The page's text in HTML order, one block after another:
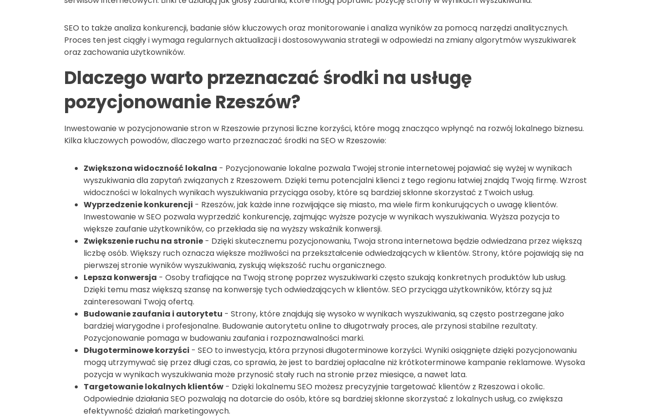
SEO to także analiza konkurencji, badanie słów kluczowych oraz monitorowanie i analiza wyników za pomocą narzędzi analitycznych.
Proces ten jest ciągły i wymaga regularnych aktualizacji i dostosowywania strategii w odpowiedzi na zmiany algorytmów wyszukiwarek
oraz zachowania użytkowników.
Dlaczego warto przeznaczać środki na usługę
pozycjonowanie Rzeszów?
Inwestowanie w pozycjonowanie stron w Rzeszowie przynosi liczne korzyści, które mogą znacząco wpłynąć na rozwój lokalnego biznesu.
Kilka kluczowych powodów, dlaczego warto przeznaczać środki na SEO w Rzeszowie:
Zwiększona widoczność lokalna - Pozycjonowanie lokalne pozwala Twojej stronie internetowej pojawiać się wyżej w wynikach
wyszukiwania dla zapytań związanych z Rzeszowem. Dzięki temu potencjalni klienci z tego regionu łatwiej znajdą Twoją firmę. Wzrost
widoczności w lokalnych wynikach wyszukiwania przyciąga osoby, które są bardziej skłonne skorzystać z Twoich usług.
Wyprzedzenie konkurencji - Rzeszów, jak każde inne rozwijające się miasto, ma wiele firm konkurujących o uwagę klientów.
Inwestowanie w SEO pozwala wyprzedzić konkurencję, zajmując wyższe pozycje w wynikach wyszukiwania. Wyższa pozycja to
większe zaufanie użytkowników, co przekłada się na wyższy wskaźnik konwersji.
Zwiększenie ruchu na stronie - Dzięki skutecznemu pozycjonowaniu, Twoja strona internetowa będzie odwiedzana przez większą
liczbę osób. Większy ruch oznacza większe możliwości na przekształcenie odwiedzających w klientów. Strony, które pojawiają się na
pierwszej stronie wyników wyszukiwania, zyskują większość ruchu organicznego.
Lepsza konwersja - Osoby trafiające na Twoją stronę poprzez wyszukiwarki często szukają konkretnych produktów lub usług.
Dzięki temu masz większą szansę na konwersję tych odwiedzających w klientów. SEO przyciąga użytkowników, którzy są już
zainteresowani Twoją ofertą.
Budowanie zaufania i autorytetu - Strony, które znajdują się wysoko w wynikach wyszukiwania, są często postrzegane jako
bardziej wiarygodne i profesjonalne. Budowanie autorytetu online to długotrwały proces, ale przynosi stabilne rezultaty.
Pozycjonowanie pomaga w budowaniu zaufania i rozpoznawalności marki.
Długoterminowe korzyści - SEO to inwestycja, która przynosi długoterminowe korzyści. Wyniki osiągnięte dzięki pozycjonowaniu
mogą utrzymywać się przez długi czas, co sprawia, że jest to bardziej opłacalne niż krótkoterminowe kampanie reklamowe. Wysoka
pozycja w wynikach wyszukiwania może przynosić stały ruch na stronie przez miesiące, a nawet lata.
Targetowanie lokalnych klientów - Dzięki lokalnemu SEO możesz precyzyjnie targetować klientów z Rzeszowa i okolic.
Odpowiednie działania SEO pozwalają na dotarcie do osób, które są bardziej skłonne skorzystać z lokalnych usług, co zwiększa
efektywność działań marketingowych.